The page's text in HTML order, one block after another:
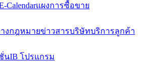
Calendarแผงการซื้อขาย
งกฎหมายข่าวสารบริษัทบริการลูกค้า
นIB โปรแกรม